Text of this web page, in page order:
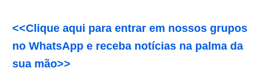
<<Clique aqui para entrar em nossos grupos
no WhatsApp e receba notícias na palma da
sua mão>>